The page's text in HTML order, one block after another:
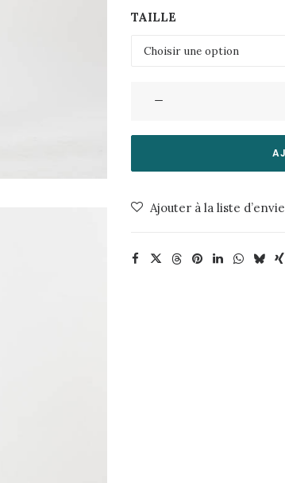
TAILLE
Jupe
E54-
Minimum
Ajouter à la liste